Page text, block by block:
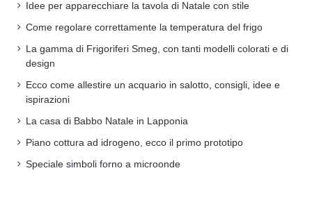
Idee per apparecchiare la tavola di Natale con stile
Come regolare correttamente la temperatura del frigo
La gamma di Frigoriferi Smeg, con tanti modelli colorati e di
design
Ecco come allestire un acquario in salotto, consigli, idee e
ispirazioni
La casa di Babbo Natale in Lapponia
Piano cottura ad idrogeno, ecco il primo prototipo
Speciale simboli forno a microonde